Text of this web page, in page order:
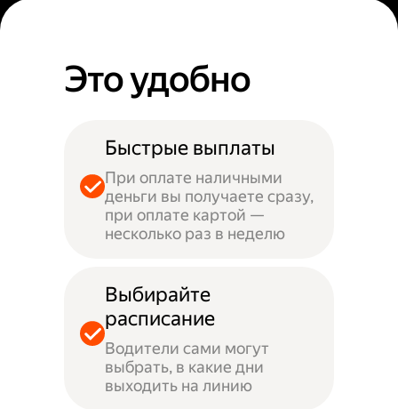
Это удобно
Быстрые выплаты
При оплате наличными
деньги вы получаете сразу,
при оплате картой —
несколько раз в неделю
Выбирайте
расписание
Водители сами могут
выбрать, в какие дни
выходить на линию